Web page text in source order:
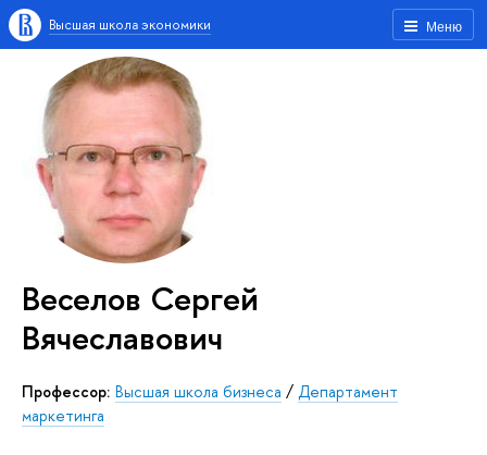
Меню
Высшая школа экономики
Веселов Сергей
Вячеславович
Профессор: Высшая школа бизнеса / Департамент
маркетинга